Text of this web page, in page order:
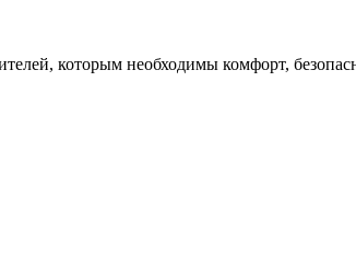
которым необходимы комфорт,